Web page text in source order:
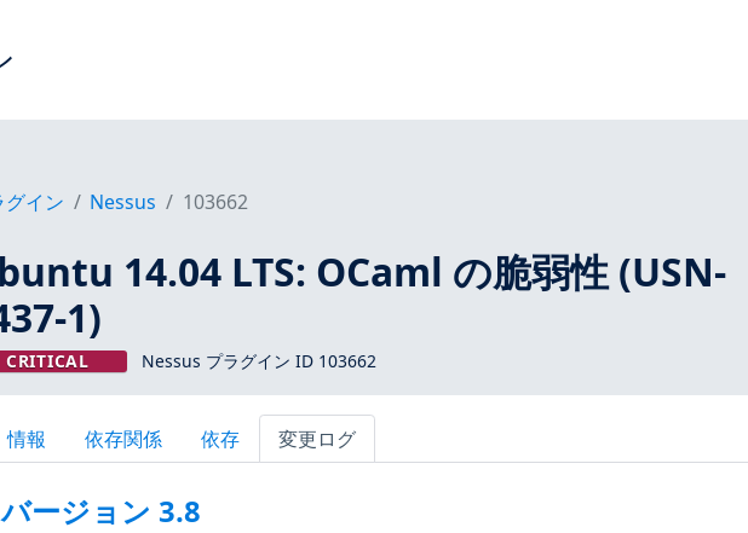
グイン Nessus 103662
14.04 LTS: OCaml の脆弱性 (USN-
1)
CRITICAL Nessus プラグイン ID 103662
情報 依存関係 依存 変更ログ
バージョン 3.8